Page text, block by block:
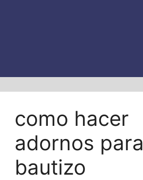
como hacer
adornos para
bautizo